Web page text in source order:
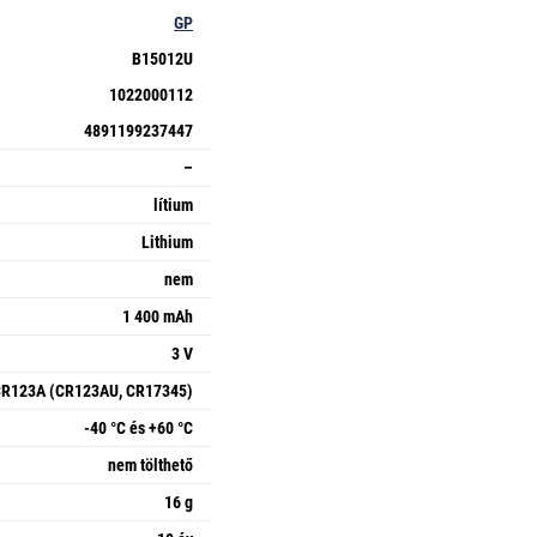
GP
B15012U
1022000112
4891199237447
–
lítium
Lithium
nem
1 400 mAh
3 V
(CR123AU, CR17345)
-40 °C és +60 °C
nem tölthető
16 g